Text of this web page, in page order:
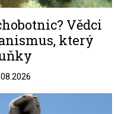
Vědci
který